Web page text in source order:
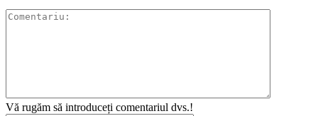
Vă rugăm să introduceți comentariul dvs.!